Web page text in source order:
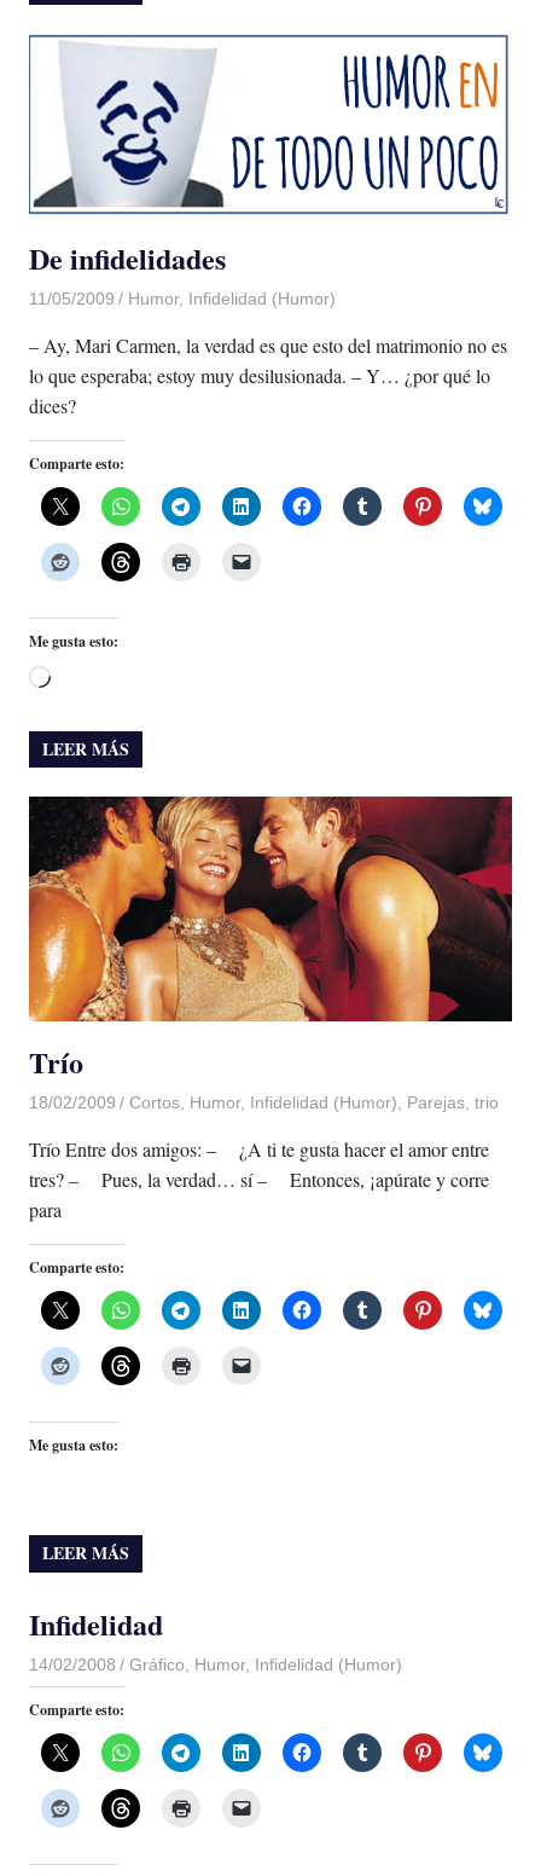
De infidelidades
11/05/2009 Luis Castellanos
Humor, Infidelidad (Humor)
– Ay, Mari Carmen, la verdad es que esto del matrimonio no es
lo que esperaba; estoy muy desilusionada. – Y… ¿por qué lo
dices?
Comparte esto:
Me gusta esto:
Cargando...
LEER MÁS
Trío
18/02/2009 Luis Castellanos
Cortos, Humor, Infidelidad (Humor) Parejas, trio
Trío Entre dos amigos: – ¿A ti te gusta hacer el amor entre
tres? – Pues, la verdad… sí – Entonces, ¡apúrate y corre
para
Comparte esto:
Me gusta esto:
LEER MÁS
Infidelidad
14/02/2008 Luis Castellanos
Gráfico Humor, Infidelidad (Humor)
Comparte esto: